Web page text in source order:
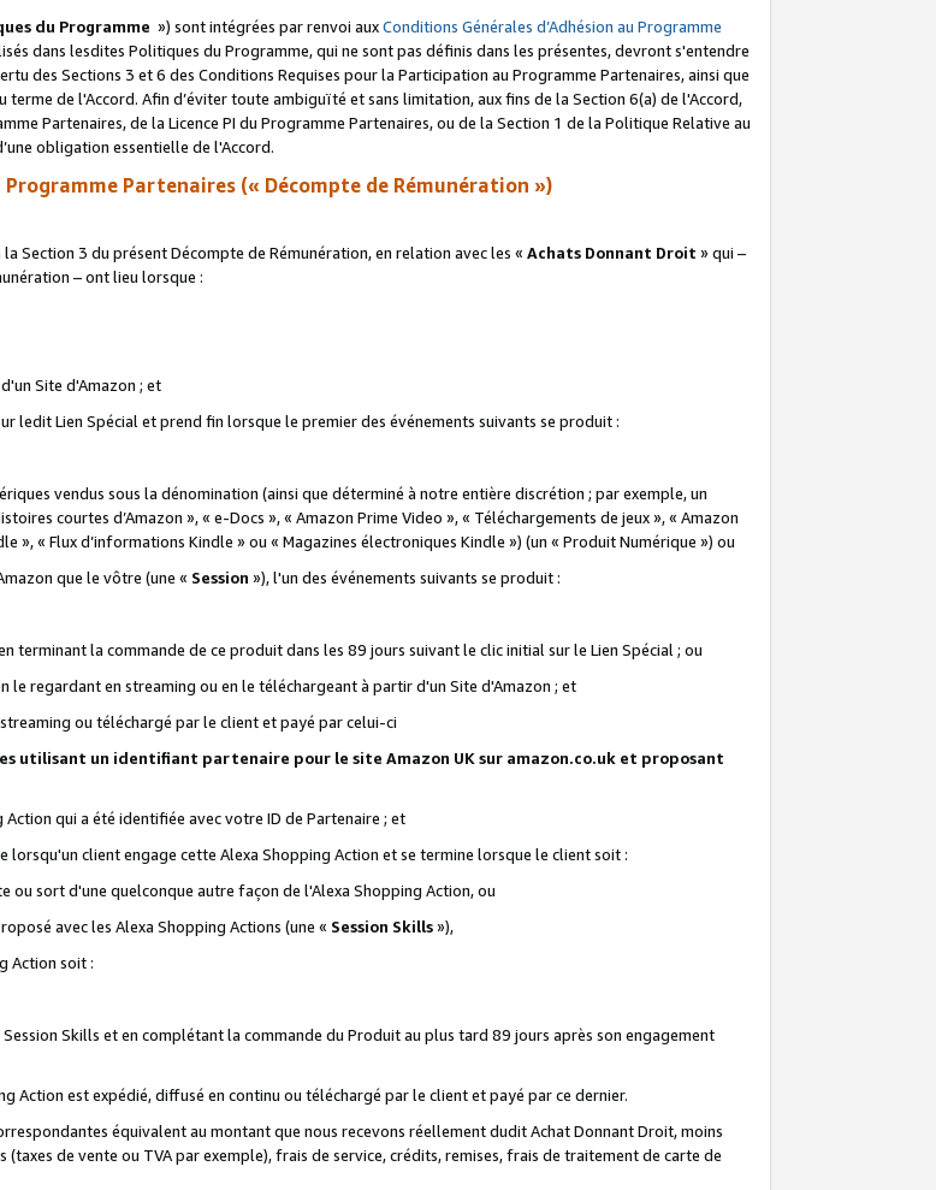
du Programme ») sont intégrées par renvoi auxConditions Générales d’Adhésion au Programme
dans lesdites Politiques du Programme, qui ne sont pas définis dans les présentes, devront s'entendre
des Sections 3 et 6 des Conditions Requises pour la Participation au Programme Partenaires, ainsi que
de l'Accord. Afin d’éviter toute ambiguïté et sans limitation, aux fins de la Section 6(a) de l'Accord,
Partenaires, de la Licence PI du Programme Partenaires, ou de la Section 1 de la Politique Relative au
obligation essentielle de l'Accord.
Partenaires (« Décompte de Rémunération »)
Section 3 du présent Décompte de Rémunération, en relation avec les « Achats Donnant Droit » qui –
– ont lieu lorsque :
Site d'Amazon ; et
ledit Lien Spécial et prend fin lorsque le premier des événements suivants se produit :
vendus sous la dénomination (ainsi que déterminé à notre entière discrétion ; par exemple, un
courtes d’Amazon », « e-Docs », « Amazon Prime Video », « Téléchargements de jeux », « Amazon
», « Flux d’informations Kindle » ou « Magazines électroniques Kindle ») (un « Produit Numérique ») ou
que le vôtre (une « Session »), l'un des événements suivants se produit :
la commande de ce produit dans les 89 jours suivant le clic initial sur le Lien Spécial ; ou
regardant en streaming ou en le téléchargeant à partir d'un Site d'Amazon ; et
ou téléchargé par le client et payé par celui-ci
utilisant un identifiant partenaire pour le site Amazon UK sur amazon.co.uk et proposant
qui a été identifiée avec votre ID de Partenaire ; et
client engage cette Alexa Shopping Action et se termine lorsque le client soit :
sort d'une quelconque autre façon de l'Alexa Shopping Action, ou
avec les Alexa Shopping Actions (une « Session Skills»),
Action soit :
Skills et en complétant la commande du Produit au plus tard 89 jours après son engagement
est expédié, diffusé en continu ou téléchargé par le client et payé par ce dernier.
équivalent au montant que nous recevons réellement dudit Achat Donnant Droit, moins
de vente ou TVA par exemple), frais de service, crédits, remises, frais de traitement de carte de